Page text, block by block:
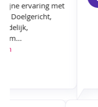
ervaring met
Doelgericht,